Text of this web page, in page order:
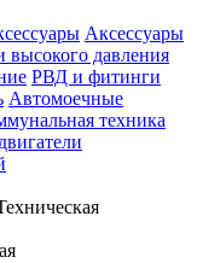
Аксессуары
давления
РВД и фитинги
Автомоечные
техника